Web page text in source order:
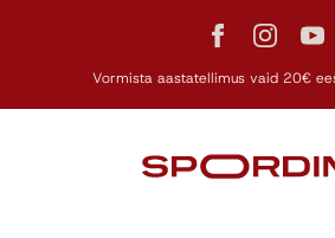
Vormista aastatellimus vaid 20€